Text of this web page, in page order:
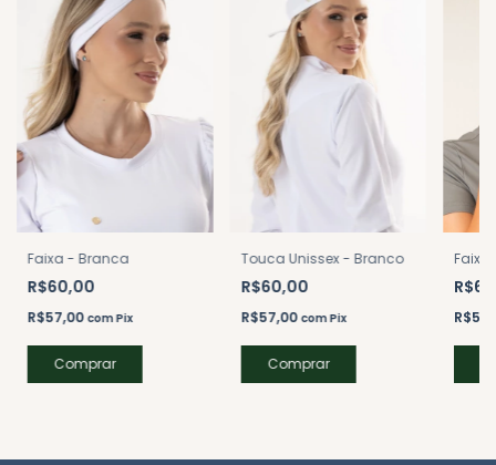
Faixa - Branca
R$60,00
R$57,00 com Pix
Touca Unissex - Branco
R$60,00
R$57,00 com Pix
Faixa